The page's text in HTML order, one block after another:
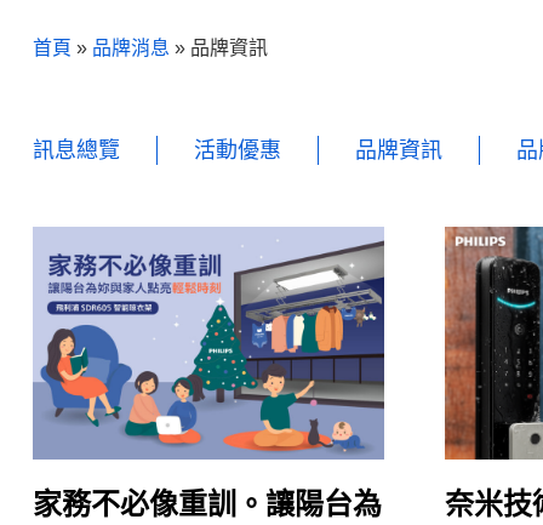
首頁 » 品牌消息 » 品牌資訊
訊息總覽 活動優惠 品牌資訊
家務不必像重訓。讓陽台為
奈米技